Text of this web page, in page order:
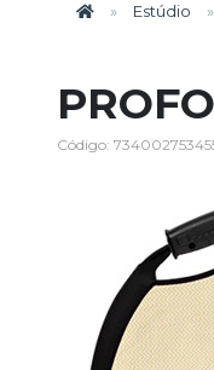
Estúdio
Código: